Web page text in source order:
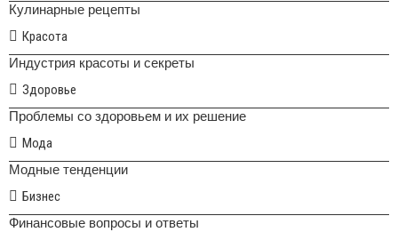
Кулинарные рецепты
Красота
Индустрия красоты и секреты
Здоровье
Проблемы со здоровьем и их решение
Мода
Модные тенденции
Бизнес
Финансовые вопросы и ответы